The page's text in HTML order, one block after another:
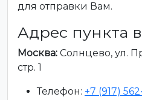
для отправки Вам.
Адрес пункта
Москва: Солнцево, ул.
стр. 1
Телефон: +7 (917) 562